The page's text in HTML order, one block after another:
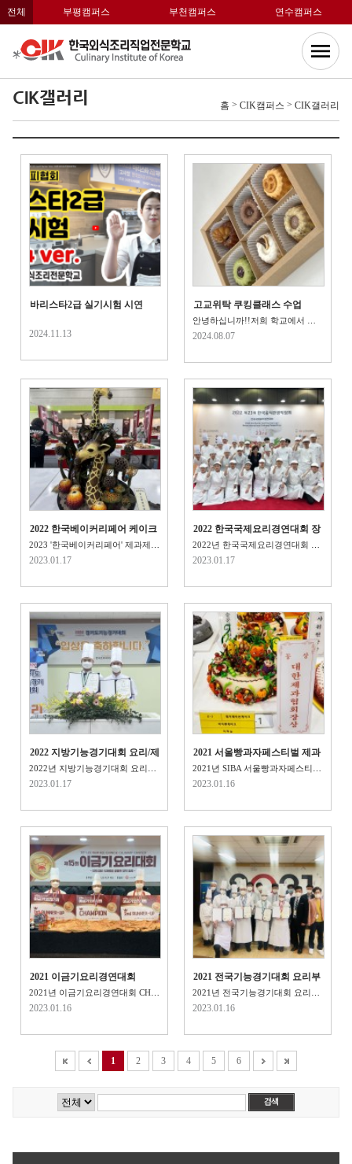
전체 부평캠퍼스 부천캠퍼스 연수캠퍼스
CIK갤러리 홈 > CIK캠퍼스 > CIK갤러리
바리스타2급 실기시험 시연
2024.11.13
고교위탁 쿠킹클래스 수업
2024.08.07
2022 한국베이커리페어 케이크
대회 수상!!
2023.01.17
2022 한국국제요리경연대회 장
관상 수상!
2023.01.17
2022 지방기능경기대회 요리/제
과 수상
2023.01.17
2021 서울빵과자페스티벌 제과
제빵 수상
2023.01.16
2021 이금기요리경연대회
CHAMPION ..
2023.01.16
2021 전국기능경기대회 요리부
문 금,은 석권!
2023.01.16
1 2 3 4 5 6